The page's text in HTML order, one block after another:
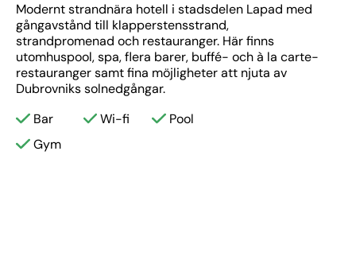
Modernt strandnära hotell i stadsdelen Lapad med
gångavstånd till klapperstensstrand,
strandpromenad och restauranger. Här finns
utomhuspool, spa, flera barer, buffé- och à la carte-
restauranger samt fina möjligheter att njuta av
Dubrovniks solnedgångar.
Bar
Wi-fi
Pool
Gym